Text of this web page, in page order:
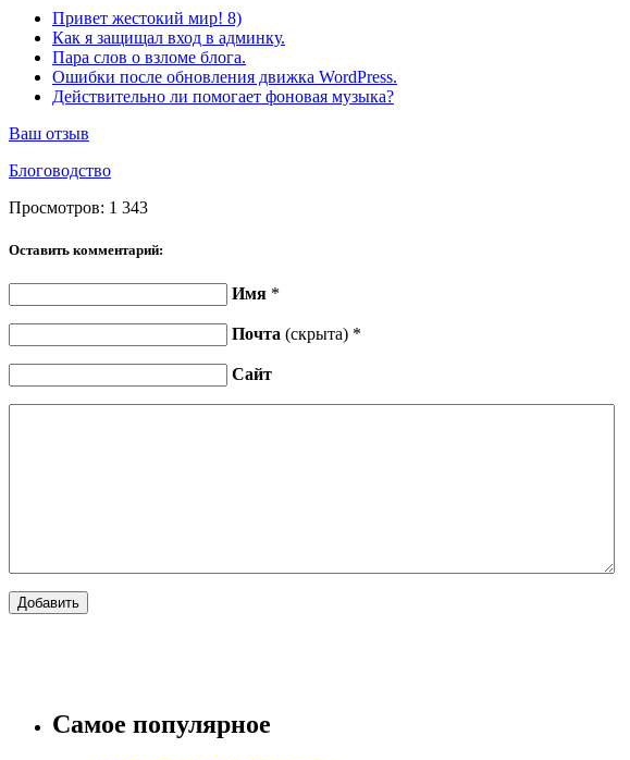
Привет жестокий мир! 8)
Как я защищал вход в админку.
Пара слов о взломе блога.
Ошибки после обновления движка WordPress.
Действительно ли помогает фоновая музыка?
Ваш отзыв
Блоговодство
Просмотров: 1 343
Оставить комментарий:
Имя *
Почта (скрыта) *
Сайт
Самое популярное